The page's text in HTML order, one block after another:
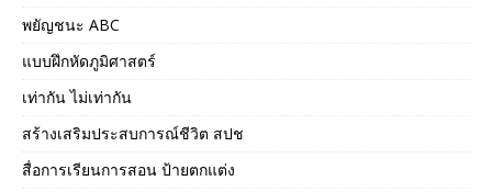
พยัญชนะ ABC
แบบฝึกหัดภูมิศาสตร์
เท่ากัน ไม่เท่ากัน
สร้างเสริมประสบการณ์ชีวิต สปช
สื่อการเรียนการสอน ป้ายตกแต่ง